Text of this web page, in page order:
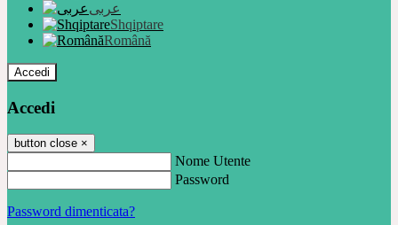
عربى
Shqiptare
Română
Accedi
Accedi
button close ×
Nome Utente
Password
Password dimenticata?